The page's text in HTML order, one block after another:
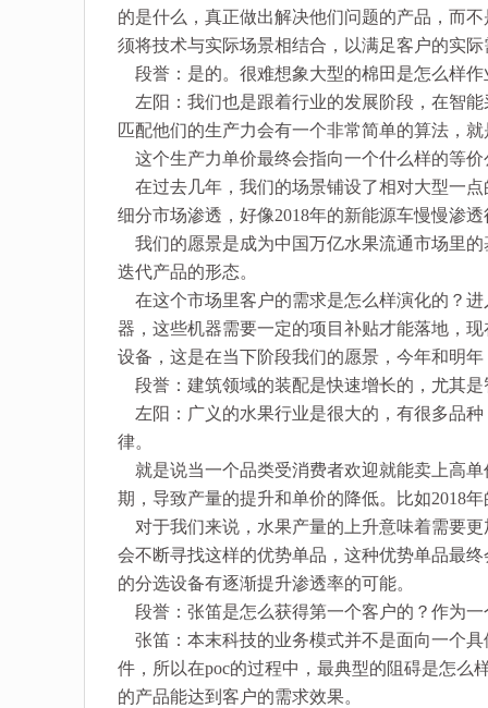
的是什么，真正做出解决他们问题的产品，而
须将技术与实际场景相结合，以满足客户的实际
段誉：是的。很难想象大型的棉田是怎么样
左阳：我们也是跟着行业的发展阶段，在智
匹配他们的生产力会有一个非常简单的算法，
这个生产力单价最终会指向一个什么样的等
在过去几年，我们的场景铺设了相对大型一
细分市场渗透，好像2018年的新能源车慢慢渗
我们的愿景是成为中国万亿水果流通市场里
迭代产品的形态。
在这个市场里客户的需求是怎么样演化的？进
器，这些机器需要一定的项目补贴才能落地，
设备，这是在当下阶段我们的愿景，今年和明
段誉：建筑领域的装配是快速增长的，尤其
左阳：广义的水果行业是很大的，有很多品
律。
就是说当一个品类受消费者欢迎就能卖上高
期，导致产量的提升和单价的降低。比如2018
对于我们来说，水果产量的上升意味着需要
会不断寻找这样的优势单品，这种优势单品最
的分选设备有逐渐提升渗透率的可能。
段誉：张笛是怎么获得第一个客户的？作为一
张笛：本末科技的业务模式并不是面向一个
件，所以在poc的过程中，最典型的阻碍是怎么
的产品能达到客户的需求效果。